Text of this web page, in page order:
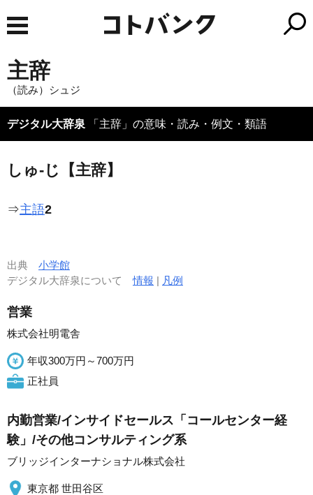
主辞
（読み）シュジ
デジタル大辞泉 「主辞」の意味・読み・例文・類語
しゅ‐じ【主辞】
⇒主語2
出典 小学館
デジタル大辞泉について情報 | 凡例
営業
株式会社明電舎
年収300万円～700万円
正社員
内勤営業/インサイドセールス「コールセンター経
験」/その他コンサルティング系
ブリッジインターナショナル株式会社
東京都 世田谷区